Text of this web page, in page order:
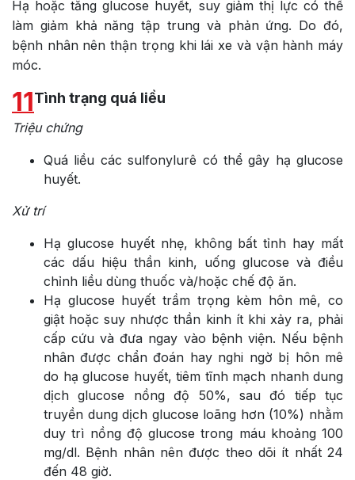
Hạ hoặc tăng glucose huyết, suy giảm thị lực có thể
làm giảm khả năng tập trung và phản ứng. Do đó,
bệnh nhân nên thận trọng khi lái xe và vận hành máy
móc.
11Tình trạng quá liều
Triệu chứng
Quá liều các sulfonylurê có thể gây hạ glucose
huyết.
Xử trí
Hạ glucose huyết nhẹ, không bất tỉnh hay mất
các dấu hiệu thần kinh, uống glucose và điều
chỉnh liều dùng thuốc và/hoặc chế độ ăn.
Hạ glucose huyết trầm trọng kèm hôn mê, co
giật hoặc suy nhược thần kinh ít khi xảy ra, phải
cấp cứu và đưa ngay vào bệnh viện. Nếu bệnh
nhân được chẩn đoán hay nghi ngờ bị hôn mê
do hạ glucose huyết, tiêm tĩnh mạch nhanh dung
dịch glucose nồng độ 50%, sau đó tiếp tục
truyền dung dịch glucose loãng hơn (10%) nhằm
duy trì nồng độ glucose trong máu khoảng 100
mg/dl. Bệnh nhân nên được theo dõi ít nhất 24
đến 48 giờ.